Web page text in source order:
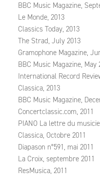
BBC Music Magazine,
Le Monde, 2013
Classics Today, 2013
The Strad, July 2013
Gramophone Magazine,
BBC Music Magazine, May
International Record
Classica, 2013
BBC Music Magazine,
Concertclassic.com, 2011
PIANO La lettre du
Classica, Octobre 2011
Diapason n°591, mai 2011
La Croix, septembre 2011
ResMusica, 2011